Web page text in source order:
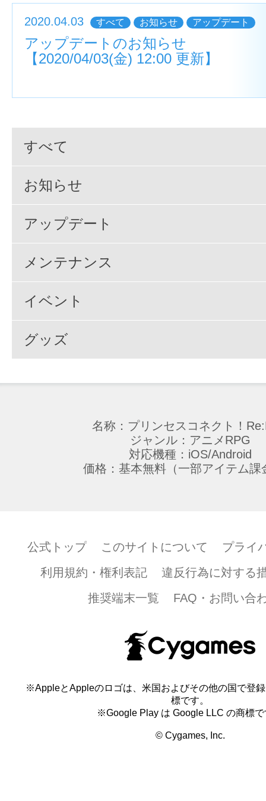
2020.04.03 すべて お知らせ アップデート
アップデートのお知らせ
【2020/04/03(金) 12:00 更新】
すべて
お知らせ
アップデート
メンテナンス
イベント
グッズ
名称：プリンセスコネクト！
ジャンル：アニメRPG
対応機種：iOS/Android
価格：基本無料（一部アイテム課
公式トップ このサイトについて
プライ
利用規約・権利表記
違反行為に対する
推奨端末一覧
FAQ・お問い合
※AppleとAppleのロゴは、米国およびその他の国で登
標です。
※Google Play は Google LLC の商標で
© Cygames, Inc.